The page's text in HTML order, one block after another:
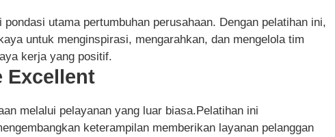
utama pertumbuhan perusahaan. Dengan pelatihan ini,
untuk menginspirasi, mengarahkan, dan mengelola tim
kerja yang positif.
Excellent
melalui pelayanan yang luar biasa.Pelatihan ini
keterampilan memberikan layanan pelanggan